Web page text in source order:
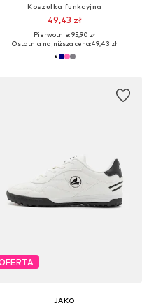
Koszulka funkcyjna
49,43 zł
Pierwotnie: 95,90 zł
Ostatnia najniższa cena:49,43 zł
JAKO